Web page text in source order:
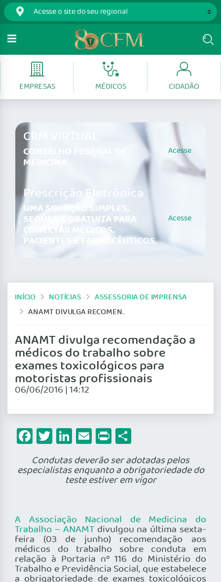
EMPRESAS MÉDICOS CIDADÃO
CRM VIRTUAL
CONSELHO FEDERAL DE
MEDICINA
Acesse
Prescrição Eletrônica
UMA SOLUÇÃO SIMPLES,
SEGURA E GRATUITA PARA
CONECTAR MÉDICOS,
PACIENTES E FARMACÊUTICOS.
Acesse
INÍCIO NOTÍCIAS
ASSESSORIA DE IMPRENSA
ANAMT DIVULGA RECOMENDAÇÃO A MÉDICOS DO TRABALHO SOBRE EXAMES TOXICOLÓGICOS PARA MOTORISTAS PROFISSIONAIS
ANAMT divulga recomendação a
médicos do trabalho sobre
exames toxicológicos para
motoristas profissionais
06/06/2016 | 14:12
Facebook
Twitter
LinkedIn
Email
Print
Condutas deverão ser adotadas pelos
especialistas enquanto a obrigatoriedade do
teste estiver em vigor
A Associação Nacional de Medicina do
Trabalho – ANAMT divulgou na última sexta-
feira (03 de junho) recomendação aos
médicos do trabalho sobre conduta em
relação à Portaria nº 116 do Ministério do
Trabalho e Previdência Social, que estabelece